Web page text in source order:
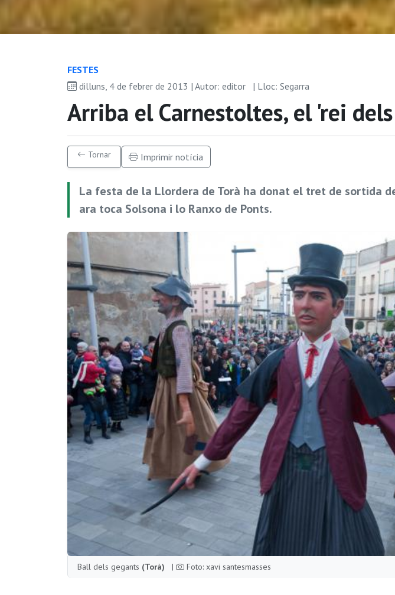
FESTES
dilluns, 4 de febrer de 2013 | Autor: editor
| Lloc: Segarra
Arriba el Carnestoltes, el 'rei
Tornar Imprimir notícia
La festa de la Llordera de Torà ha donat el tret de sortida
ara toca Solsona i lo Ranxo de Ponts.
Ball dels gegants (Torà) | Foto: xavi santesmasses